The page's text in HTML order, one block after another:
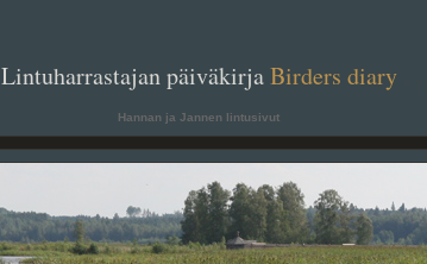
Lintuharrastajan päiväkirjaBirders diary. .
Hannan ja Jannen lintusivut